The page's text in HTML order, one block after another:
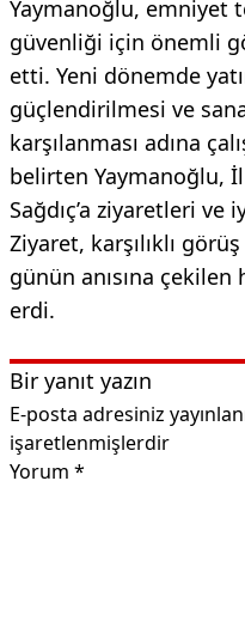
Yaymanoğlu, emniyet
güvenliği için önemli
etti. Yeni dönemde
güçlendirilmesi ve
karşılanması adına
belirten Yaymanoğlu,
Sağdıç’a ziyaretleri
Ziyaret, karşılıklı
günün anısına çekilen
erdi.
Bir yanıt yazın
E-posta adresiniz
işaretlenmişlerdir
Yorum *